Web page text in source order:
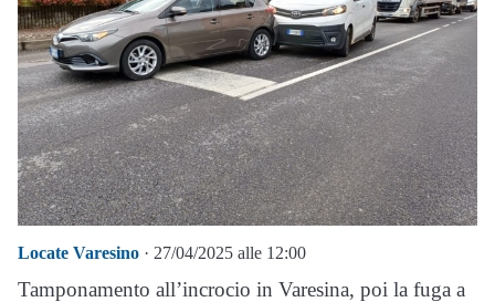
Locate Varesino · 27/04/2025 alle 12:00
Tamponamento all’incrocio in Varesina, poi la fuga a